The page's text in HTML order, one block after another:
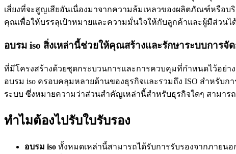
เสี่ยงที่จะสูญเสียอันเนื่องมาจากความล้มเหลวของผลิตภัณฑ์หรือ
คุณเพื่อให้บรรลุเป้าหมายและความมั่นใจให้กับลูกค้าและผู้มีส่วน
อบรม iso สิ่งเหล่านี้ช่วยให้คุณสร้างและรักษาระบบการจั
ที่มีโครงสร้างด้วยชุดกระบวนการและการควบคุมที่กำหนดไว้อย่า
อบรม iso ครอบคลุมหลายด้านของธุรกิจและรวมถึง ISO สำหรับ
ระบบ ซึ่งหมายความว่าส่วนสำคัญเหล่านี้สำหรับธุรกิจใดๆ สามาร
ทำไมต้องไปรับใบรับรอง
อบรม iso ทั้งหมดเหล่านี้สามารถได้รับการรับรองจากภายน